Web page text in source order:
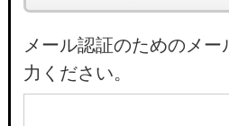
メール認証のためのメー
力ください。